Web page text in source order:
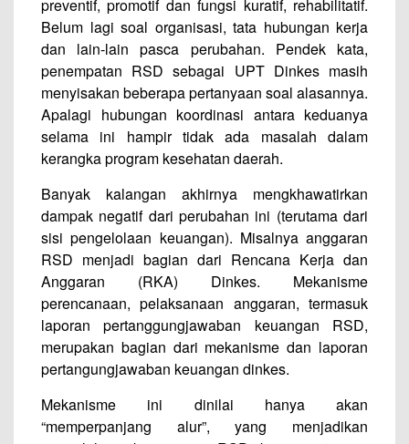
preventif, promotif dan fungsi kuratif, rehabilitatif.
Belum lagi soal organisasi, tata hubungan kerja
dan lain-lain pasca perubahan. Pendek kata,
penempatan RSD sebagai UPT Dinkes masih
menyisakan beberapa pertanyaan soal alasannya.
Apalagi hubungan koordinasi antara keduanya
selama ini hampir tidak ada masalah dalam
kerangka program kesehatan daerah.
Banyak kalangan akhirnya mengkhawatirkan
dampak negatif dari perubahan ini (terutama dari
sisi pengelolaan keuangan). Misalnya anggaran
RSD menjadi bagian dari Rencana Kerja dan
Anggaran (RKA) Dinkes. Mekanisme
perencanaan, pelaksanaan anggaran, termasuk
laporan pertanggungjawaban keuangan RSD,
merupakan bagian dari mekanisme dan laporan
pertangungjawaban keuangan dinkes.
Mekanisme ini dinilai hanya akan
“memperpanjang alur”, yang menjadikan